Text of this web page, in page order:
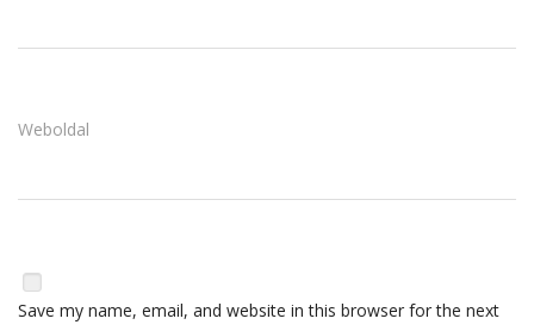
Weboldal
Save my name, email, and website in this browser for the next